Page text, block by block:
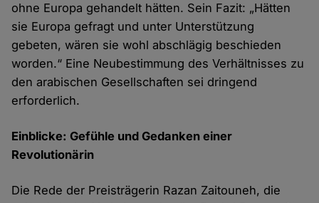
ohne Europa gehandelt hätten. Sein Fazit: „Hätten
sie Europa gefragt und unter Unterstützung
gebeten, wären sie wohl abschlägig beschieden
worden.“ Eine Neubestimmung des Verhältnisses zu
den arabischen Gesellschaften sei dringend
erforderlich.
Einblicke: Gefühle und Gedanken einer
Revolutionärin
Die Rede der Preisträgerin Razan Zaitouneh, die